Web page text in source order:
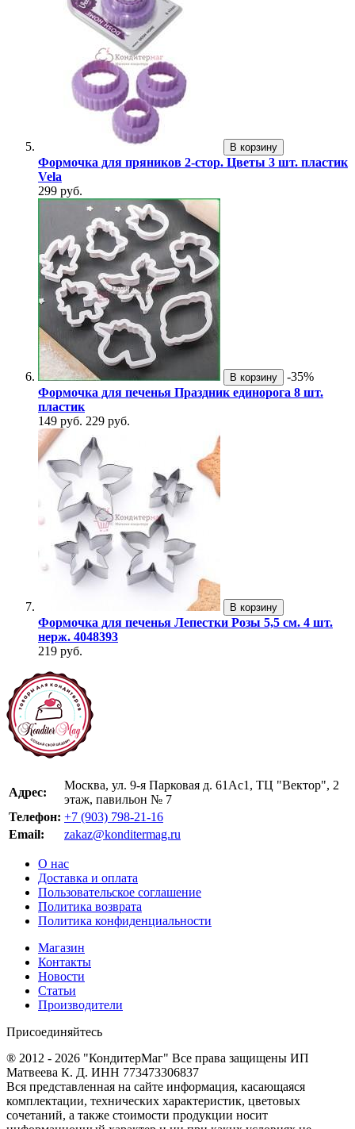
В корзину
Формочка для пряников 2-стор. Цветы 3 шт. пластик
Vela
299 руб.
В корзину
-35%
Формочка для печенья Праздник единорога 8 шт.
пластик
149 руб. 229 руб.
В корзину
Формочка для печенья Лепестки Розы 5,5 см. 4 шт.
нерж. 4048393
219 руб.
Адрес:
Москва, ул. 9-я Парковая д. 61Ас1, ТЦ "Вектор", 2
этаж, павильон № 7
Телефон: +7 (903) 798-21-16
Email:
zakaz@konditermag.ru
О нас
Доставка и оплата
Пользовательское соглашение
Политика возврата
Политика конфиденциальности
Магазин
Контакты
Новости
Статьи
Производители
Присоединяйтесь
® 2012 - 2026 "КондитерМаг" Все права защищены ИП
Матвеева К. Д. ИНН 773473306837
Вся представленная на сайте информация, касающаяся
комплектации, технических характеристик, цветовых
сочетаний, а также стоимости продукции носит